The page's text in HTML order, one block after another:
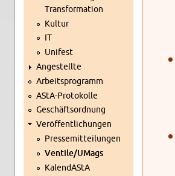
Trans­for­ma­ti­on
Kul­tur
IT
Uni­fest
An­ge­stell­te
Ar­beits­pro­gramm
AStA-Pro­to­kol­le
Ge­schäfts­ord­nung
Ver­öf­fent­li­chun­gen
Pres­se­mit­tei­lun­gen
Ven­ti­le/UMags
Ka­len­dAStA